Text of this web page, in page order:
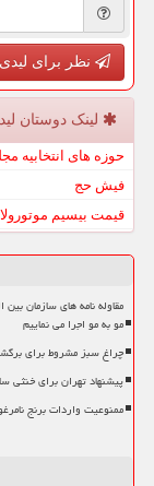
نظر برای
لینک دوستان
حوزه های انتخابیه
فیش حج
قیمت بیسیم موتورولا
مقاوله نامه های سازمان
مو به مو اجرا می نماییم
چراغ سبز مشروط برای
پیشنهاد تهران برای خنثی
ممنوعیت واردات برنج